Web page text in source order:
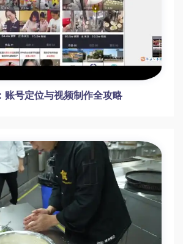
高三高考物理暑假班网课视